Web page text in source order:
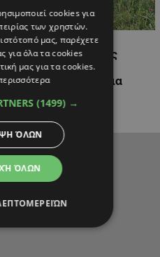
23.03.2023 09:57
ΒΙΝΤΕΟ: Πανέμορφες
σπάνιες τουλίπες
φύτρωσαν στη Δένεια
cookies για
των χρηστών.
μας, παρέχετε
για όλα τα cookies
μας για τα cookies.
(1499) →
ΌΛΩΝ
ΌΛΩΝ